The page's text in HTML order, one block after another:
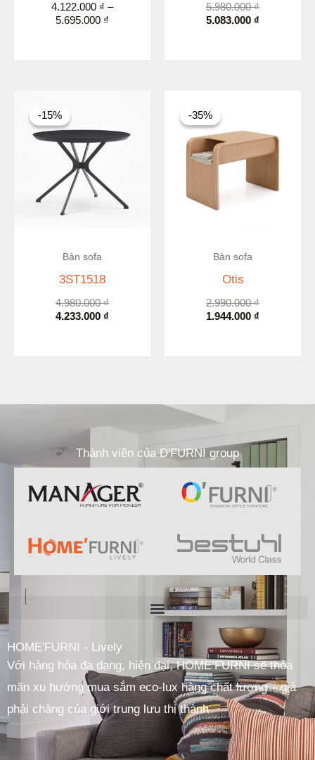
4.122.000 ₫ –
5.695.000 ₫
5.980.000₫
5.083.000 ₫
-15%
-15%
Bàn sofa
3ST1518
4.980.000₫
4.980.000 ₫.
4.233.000 ₫
là:
-35%
-35%
Bàn sofa
Otis
2.990.000₫
2.990.000 ₫.
1.944.000 ₫
là:
1.944.000 ₫.
Thành viên của D'FURNI group
HOME'FURNI - Lively
Với hàng hóa đa dạng, hiện đại, HOME’FURNI sẽ thỏa
mãn xu hướng mua sắm eco-lux hàng chất lượng – giá
phải chăng của giới trung lưu thị thành